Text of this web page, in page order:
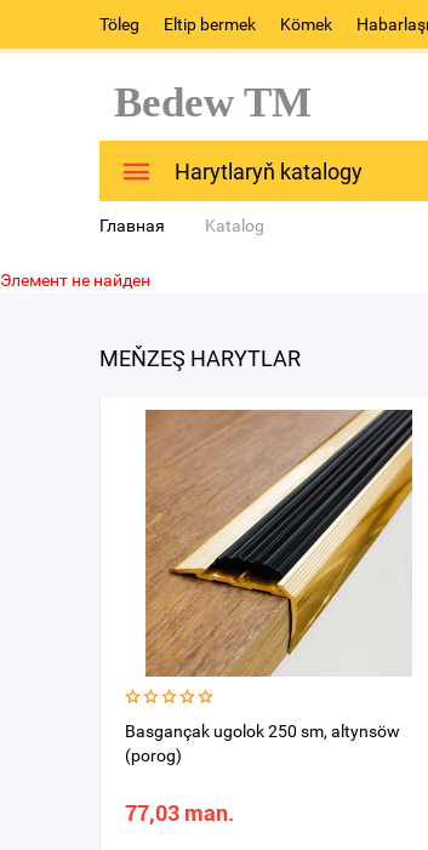
Töleg Eltip bermek Kömek
Bedew TM
Harytlaryň katalogy
Главная Katalog
Элемент не найден
MEŇZEŞ HARYTLAR
Basgançak ugolok 250 sm, altynsöw
(porog)
77,03 man.